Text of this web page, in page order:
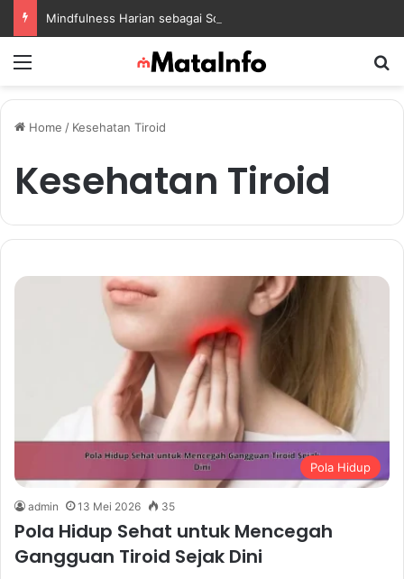
Home / Kesehatan Tiroid
Kesehatan Tiroid
Pola Hidup
admin 13 Mei 2026 35
Pola Hidup Sehat untuk Mencegah
Gangguan Tiroid Sejak Dini